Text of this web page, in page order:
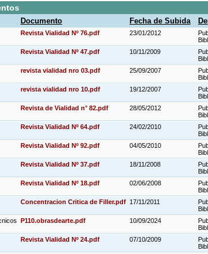
Documento Fecha de Subida
Revista Vialidad Nº 76.pdf 23/01/2012
Revista Vialidad Nº 47.pdf 10/11/2009
revista vialidad nro 03.pdf 25/09/2007
revista vialidad nro 10.pdf 19/12/2007
Revista de Vialidad n° 82.pdf 28/05/2012
Revista Vialidad Nº 64.pdf 24/02/2010
Revista Vialidad Nº 92.pdf 04/05/2010
Revista Vialidad Nº 37.pdf 18/11/2008
Revista Vialidad Nº 18.pdf 02/06/2008
Concentracion Critica de Filler.pdf 17/11/2011
P110.obrasdearte.pdf 10/09/2024
Revista Vialidad Nº 24.pdf 07/10/2009